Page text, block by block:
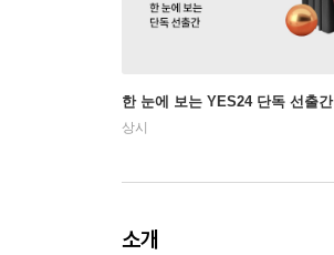
한 눈에 보는 YES24 단독 선출간
상시
소개